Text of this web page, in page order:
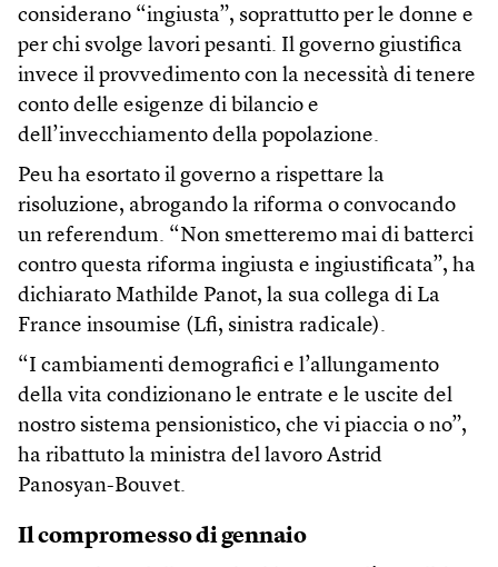
considerano “ingiusta”, soprattutto per le donne e
per chi svolge lavori pesanti. Il governo giustifica
invece il provvedimento con la necessità di tenere
conto delle esigenze di bilancio e
dell’invecchiamento della popolazione.
Peu ha esortato il governo a rispettare la
risoluzione, abrogando la riforma o convocando
un referendum. “Non smetteremo mai di batterci
contro questa riforma ingiusta e ingiustificata”, ha
dichiarato Mathilde Panot, la sua collega di La
France insoumise (Lfi, sinistra radicale).
“I cambiamenti demografici e l’allungamento
della vita condizionano le entrate e le uscite del
nostro sistema pensionistico, che vi piaccia o no”,
ha ribattuto la ministra del lavoro Astrid
Panosyan-Bouvet.
Il compromesso di gennaio